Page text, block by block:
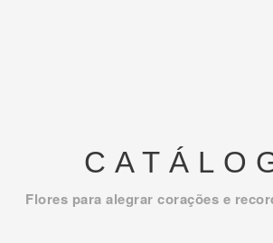
Flores para alegrar corações e